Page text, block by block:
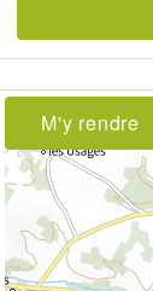
M'y rendre